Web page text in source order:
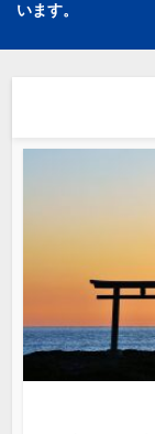
います。